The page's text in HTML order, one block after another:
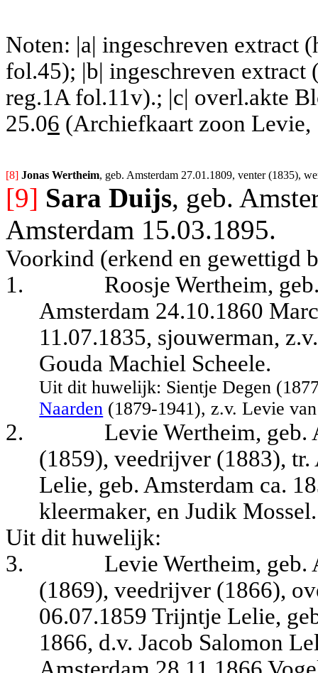
Noten: |a| ingeschreven extract
fol.45); |b| ingeschreven extract
reg.1A fol.11v).; |c| overl.akte
25.06 (Archiefkaart zoon Levie,
[8] Jonas Wertheim, geb. Amsterdam 27.01.1809, venter (1835),
[9] Sara Duijs, geb.
Amsterdam 15.03.1895.
Voorkind (erkend en gewettigd
1.
Roosje Wertheim,
Amsterdam 24.10.1860
11.07.1835, sjouwerman,
Gouda Machiel Scheele.
Uit dit huwelijk: Sientje Degen
Naarden (1879-1941), z.v. Levie
2.
Levie Wertheim, geb.
(1859), veedrijver (1883),
Lelie, geb. Amsterdam ca.
kleermaker, en Judik Mossel.
Uit dit huwelijk:
3.
Levie Wertheim, geb.
(1869), veedrijver (1866),
06.07.1859 Trijntje Lelie,
1866, d.v. Jacob Salomon